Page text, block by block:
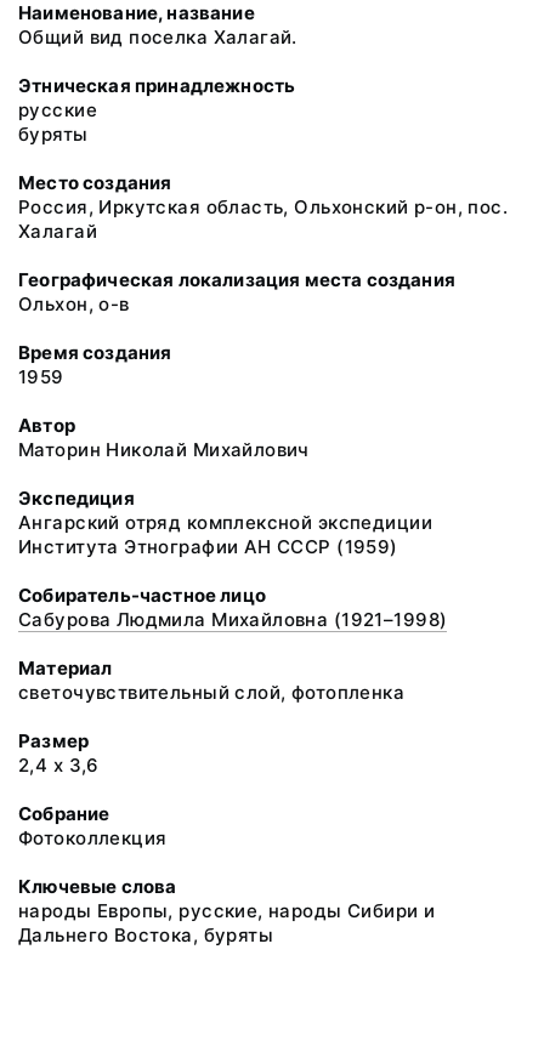
Наименование, название
Общий вид поселка Халагай.
Этническая принадлежность
русские
буряты
Место создания
Россия, Иркутская область, Ольхонский р-он, пос.
Халагай
Географическая локализация места создания
Ольхон, о-в
Время создания
1959
Автор
Маторин Николай Михайлович
Экспедиция
Ангарский отряд комплексной экспедиции
Института Этнографии АН СССР (1959)
Собиратель-частное лицо
Сабурова Людмила Михайловна (1921–1998)
Материал
светочувствительный слой, фотопленка
Размер
2,4 х 3,6
Собрание
Фотоколлекция
Ключевые слова
народы Европы, русские, народы Сибири и
Дальнего Востока, буряты